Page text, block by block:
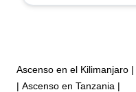
Ascenso en el Kilimanjaro |
| Ascenso en Tanzania |